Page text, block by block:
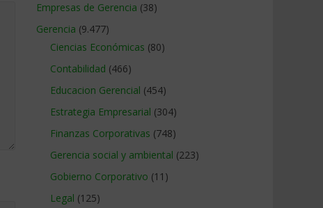
Empresas de Gerencia (38)
Gerencia (9.477)
Ciencias Económicas (80)
Contabilidad (466)
Educacion Gerencial (454)
Estrategia Empresarial (304)
Finanzas Corporativas (748)
Gerencia social y ambiental (223)
Gobierno Corporativo (11)
Legal (125)